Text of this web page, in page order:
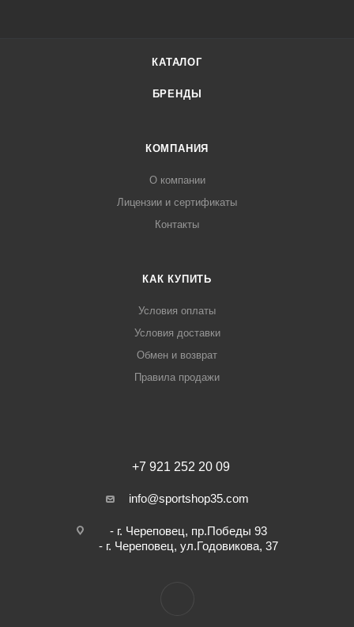
КАТАЛОГ
БРЕНДЫ
КОМПАНИЯ
О компании
Лицензии и сертификаты
Контакты
КАК КУПИТЬ
Условия оплаты
Условия доставки
Обмен и возврат
Правила продажи
+7 921 252 20 09
info@sportshop35.com
- г. Череповец, пр.Победы 93
- г. Череповец, ул.Годовикова, 37